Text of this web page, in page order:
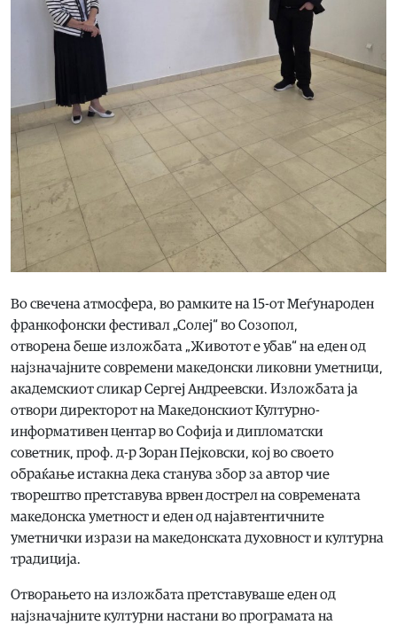
Во свечена атмосфера, во рамките на 15-от Меѓународен
франкофонски фестивал „Солеј“ во Созопол,
отворена беше изложбата „Животот е убав“ на еден од
најзначајните современи македонски ликовни уметници,
академскиот сликар Сергеј Андреевски. Изложбата ја
отвори директорот на Македонскиот Културно-
информативен центар во Софија и дипломатски
советник, проф. д-р Зоран Пејковски, кој во своето
обраќање истакна дека станува збор за автор чие
творештво претставува врвен дострел на современата
македонска уметност и еден од најавтентичните
уметнички изрази на македонската духовност и културна
традиција.
Отворањето на изложбата претставуваше еден од
најзначајните културни настани во програмата на